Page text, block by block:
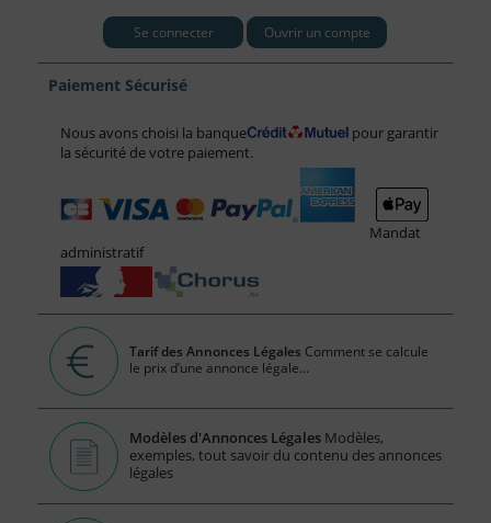
Se connecter Ouvrir un compte
Paiement Sécurisé
Nous avons choisi la banque
pour garantir
la sécurité de votre paiement.
Mandat
administratif
Tarif des Annonces Légales Comment se calcule
le prix d’une annonce légale...
Modèles d'Annonces Légales Modèles,
exemples, tout savoir du contenu des annonces
légales